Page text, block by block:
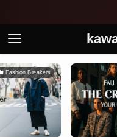
地震
Fashion Breakers